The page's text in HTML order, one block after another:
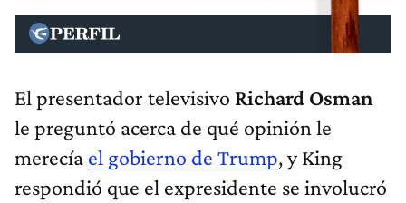
El presentador televisivo Richard Osman
le preguntó acerca de qué opinión le
merecía el gobierno de Trump, y King
respondió que el expresidente se involucró